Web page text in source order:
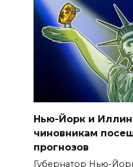
Нью-Йорк и
чиновникам
прогнозов
Губернатор Нью-